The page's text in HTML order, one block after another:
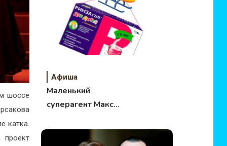
шоссе
катка.
проект
Афиша
Маленький
суперагент Макс
«Ринзасип®»